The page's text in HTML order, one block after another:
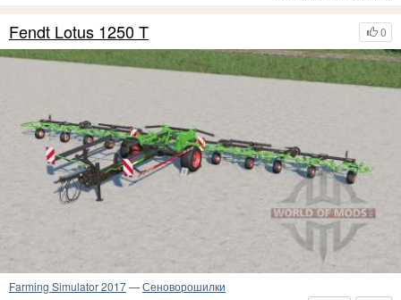
0
Fendt Lotus 1250 T
Farming Simulator 2017—Сеноворошилки